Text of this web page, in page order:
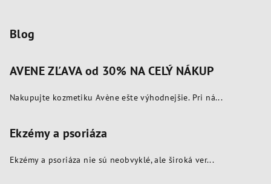
Blog
AVENE ZĽAVA od 30% NA CELÝ NÁKUP
Nakupujte kozmetiku Avène ešte výhodnejšie. Pri ná...
Ekzémy a psoriáza
Ekzémy a psoriáza nie sú neobvyklé, ale široká ver...